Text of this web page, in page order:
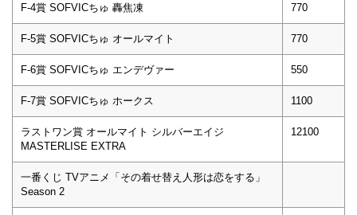
F-4賞 SOFVICちゅ 轟焦凍 770
F-5賞 SOFVICちゅ オールマイト 770
F-6賞 SOFVICちゅ エンデヴァー 550
F-7賞 SOFVICちゅ ホークス 1100
ラストワン賞 オールマイト シルバーエイジ
MASTERLISE EXTRA
12100
一番くじ TVアニメ「その着せ替え人形は恋をする」
Season 2